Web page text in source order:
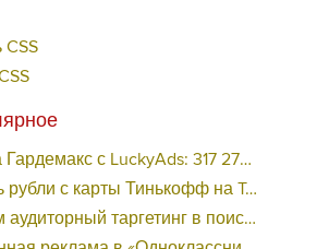
LuckyAds: 317 279 рублей за 10 дней - «Надо знать»
с карты Тинькофф на Tether ERC20 (USDT)?
в поисковой кампании Google Ads - «Заработок»